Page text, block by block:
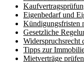
Eigenbedarf und
Kündigungsfristen
Gesetzliche
Widerspruchsrecht
Tipps zur
Mietverträge prüfen